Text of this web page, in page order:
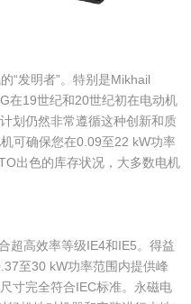
“发明者”。特别是Mikhail
在19世纪和20世纪初在电动机
划仍然非常遵循这种创新和质
可确保您在0.09至22 kW功率
出色的库存状况，大多数电机
超高效率等级IE4和IE5。得益
至30 kW功率范围内提供峰
寸完全符合IEC标准。永磁电